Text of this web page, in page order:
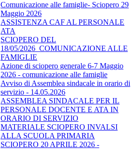
Comunicazione alle famiglie- Sciopero 29
Maggio 2026
ASSISTENZA CAF AL PERSONALE
ATA
SCIOPERO DEL
18/05/2026_COMUNICAZIONE ALLE
FAMIGLIE
Azione di sciopero generale 6-7 Maggio
2026 - comunicazione alle famiglie
Avviso di Assemblea sindacale in orario di
servizio - 14.05.2026
ASSEMBLEA SINDACALE PER IL
PERSONALE DOCENTE E ATA IN
ORARIO DI SERVIZIO
MATERIALE SCIOPERO INVALSI
ALLA SCUOLA PRIMARIA
SCIOPERO 20 APRILE 2026 -